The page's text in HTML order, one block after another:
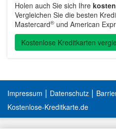
Holen auch Sie sich Ihre
Vergleichen Sie die besten
Mastercard® und American
Kostenlose Kreditkarten
Impressum | Datenschutz |
Kostenlose-Kreditkarte.de